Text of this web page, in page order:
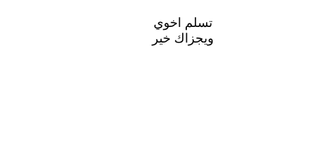
تسلم اخوي
ويجزاك خير